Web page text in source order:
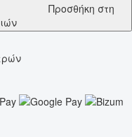
Προσθήκη στη